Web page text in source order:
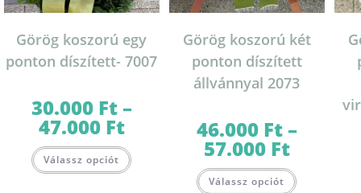
Görög koszorú egy
ponton díszített- 7007
30.000 Ft–
47.000 FtÁrtartomány:
30.000 Ft
-
47.000 Ft
Válassz opciót a
Görög koszorú két
ponton díszített
állvánnyal 2073
46.000 Ft–
57.000 FtÁrtartomány:
46.000 Ft
-
57.000 Ft
Válassz opciót a